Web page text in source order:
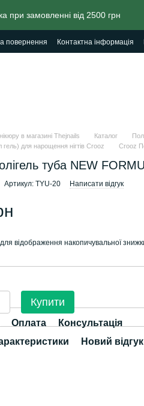
при замовленні від 2500 грн
повернення Контактна інформація
в магазині Thejnails Каталог
гель) для нарощення нігтів Crooz
Crooz
туба NEW
Артикул: TYU-20 Написати відгук
для відображення накопичувальної
Купити
Оплата
Консультація
Новий